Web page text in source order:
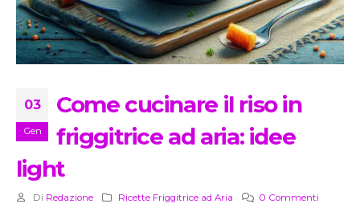
03
Gen
Come cucinare il riso in
friggitrice ad aria: idee
light
Di Redazione Ricette Friggitrice ad Aria 0 Commenti